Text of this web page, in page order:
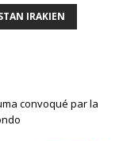
IRAKIEN
convoqué par la